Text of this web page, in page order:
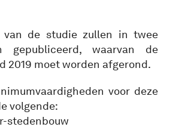
van de studie zullen in twee
gepubliceerd, waarvan de
2019 moet worden afgerond.
voor deze
volgende:
stedenbouw